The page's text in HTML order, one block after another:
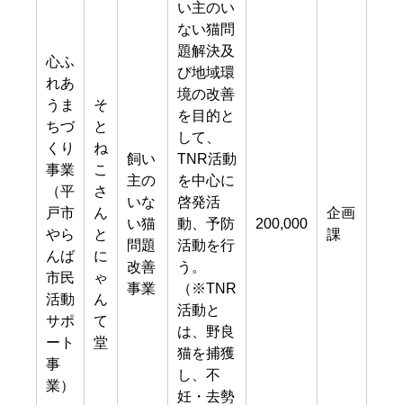
心ふ
れあ
うま
ちづ
くり
事業
（平
戸市
やら
んば
市民
活動
サポ
ート
事
業）
そ
と
ね
こ
さ
ん
と
に
ゃ
ん
て
堂
飼い
主の
いな
い猫
問題
改善
事業
い主のい
ない猫問
題解決及
び地域環
境の改善
を目的と
して、
TNR活動
を中心に
啓発活
動、予防
活動を行
う。
（※TNR
活動と
は、野良
猫を捕獲
し、不
妊・去勢
200,000
企画
課